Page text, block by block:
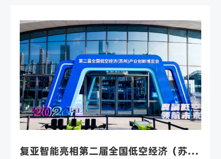
复亚智能亮相第二届全国低空经济（苏州）产业创新博览会